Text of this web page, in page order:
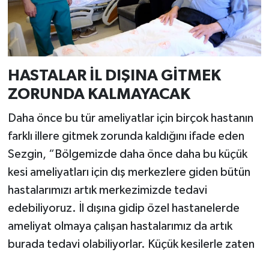
HASTALAR İL DIŞINA GİTMEK
ZORUNDA KALMAYACAK
Daha önce bu tür ameliyatlar için birçok hastanın
farklı illere gitmek zorunda kaldığını ifade eden
Sezgin, “Bölgemizde daha önce daha bu küçük
kesi ameliyatları için dış merkezlere giden bütün
hastalarımızı artık merkezimizde tedavi
edebiliyoruz. İl dışına gidip özel hastanelerde
ameliyat olmaya çalışan hastalarımız da artık
burada tedavi olabiliyorlar. Küçük kesilerle zaten